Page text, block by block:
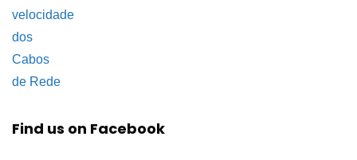
Find us on Facebook